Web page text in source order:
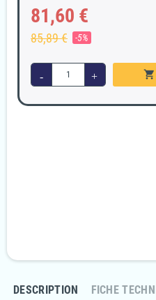
81,60 €
85,89 € -5%
+ shopping_cart
DESCRIPTION FICHE